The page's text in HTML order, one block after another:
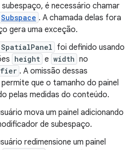
é necessário chamar
Subspace . A chamada delas fora
gera uma exceção.
SpatialPanel foi definido usando
height e width no
. A omissão dessas
que o tamanho do painel
pelas medidas do conteúdo.
mova um painel adicionando
de subespaço.
redimensione um painel